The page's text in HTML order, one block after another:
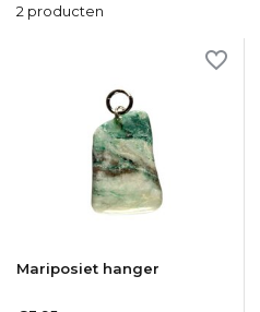
2 producten
Mariposiet hanger